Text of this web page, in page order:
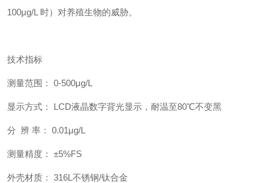
100μg/L 时）对养殖生物的威胁。
技术指标
测量范围： 0-500μg/L
显示方式： LCD液晶数字背光显示，耐温至80℃不变黑
分 辨 率： 0.01μg/L
测量精度： ±5%FS
外壳材质： 316L不锈钢/钛合金